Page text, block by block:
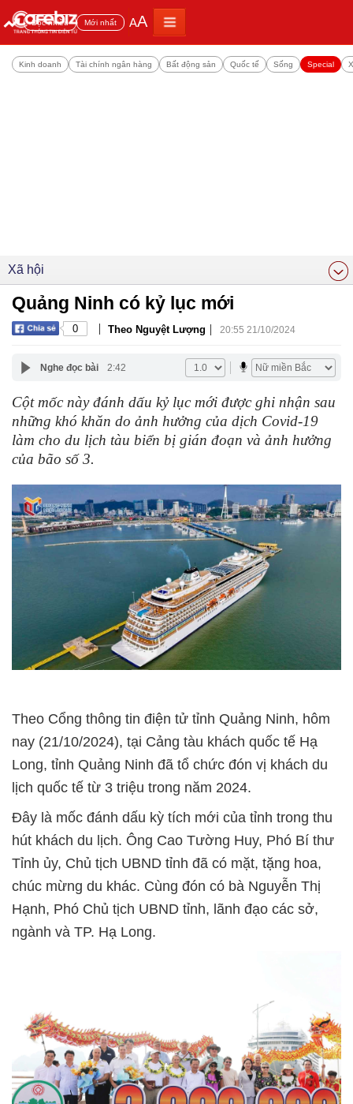
Đọc nhiều Mới nhất AA
Kinh doanh Tài chính ngân hàng Bất động sản Quốc tế Sống Special
Xã hội
Quảng Ninh có kỷ lục mới
0 | Theo Nguyệt Lượng | 20:55 21/10/2024
Nghe đọc bài 2:42
Cột mốc này đánh dấu kỷ lục mới được ghi nhận sau
những khó khăn do ảnh hưởng của dịch Covid-19
làm cho du lịch tàu biển bị gián đoạn và ảnh hưởng
của bão số 3.
Theo Cổng thông tin điện tử tỉnh Quảng Ninh, hôm
nay (21/10/2024), tại Cảng tàu khách quốc tế Hạ
Long, tỉnh Quảng Ninh đã tổ chức đón vị khách du
lịch quốc tế từ 3 triệu trong năm 2024.
Đây là mốc đánh dấu kỳ tích mới của tỉnh trong thu
hút khách du lịch. Ông Cao Tường Huy, Phó Bí thư
Tỉnh ủy, Chủ tịch UBND tỉnh đã có mặt, tặng hoa,
chúc mừng du khác. Cùng đón có bà Nguyễn Thị
Hạnh, Phó Chủ tịch UBND tỉnh, lãnh đạo các sở,
ngành và TP. Hạ Long.